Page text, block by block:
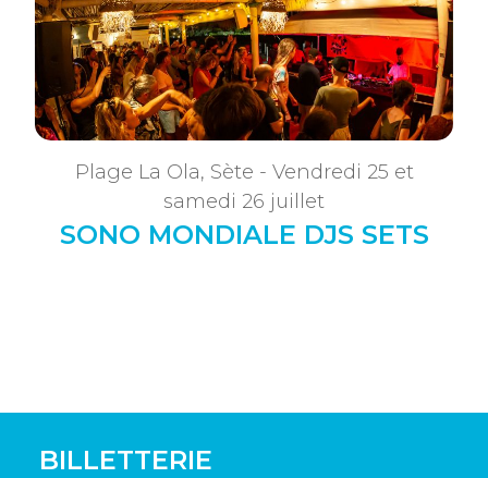
Plage La Ola, Sète - Vendredi 25 et
samedi 26 juillet
SONO MONDIALE DJS SETS
BILLETTERIE